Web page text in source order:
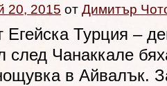
20, 2015 от Димитър
Турция –
Чанаккале
в Айвалък.